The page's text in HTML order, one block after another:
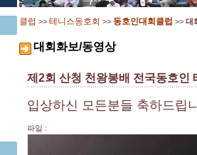
클럽 >> 테니스동호회 >> 동호인대회클럽 >> 대
대회화보/동영상
제2회 산청 천왕봉배 전국동호인
입상하신 모든분들 축하드립
파일 :